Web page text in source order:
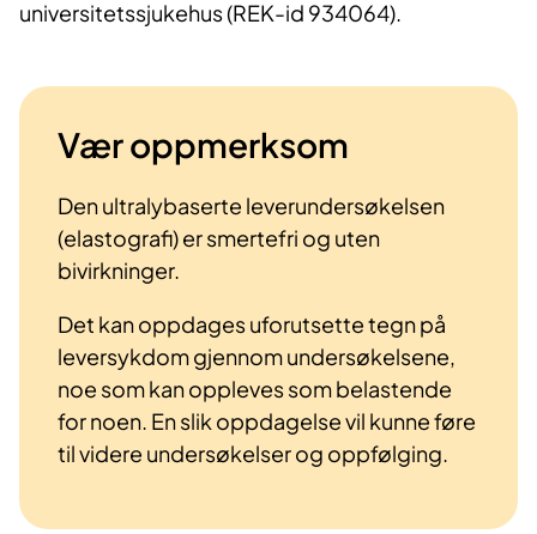
universitetssjukehus (REK-id 934064).
Vær oppmerksom
Den ultralybaserte leverundersøkelsen
(elastografi) er smertefri og uten
bivirkninger.
Det kan oppdages uforutsette tegn på
leversykdom gjennom undersøkelsene,
noe som kan oppleves som belastende
for noen. En slik oppdagelse vil kunne føre
til videre undersøkelser og oppfølging.